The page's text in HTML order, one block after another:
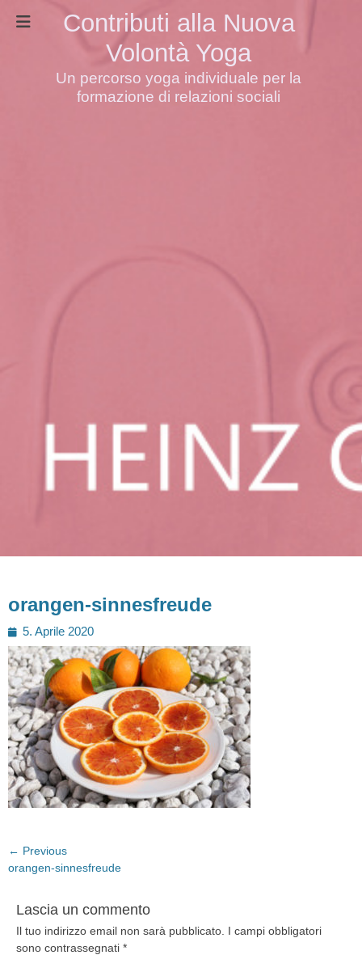
Contributi alla Nuova
Volontà Yoga
Un percorso yoga individuale per la
formazione di relazioni sociali
orangen-sinnesfreude
Posted
on
5. Aprile 2020
Navigazione
articoli
← Previous
Previous
orangen-sinnesfreude
Lascia un commento
Il tuo indirizzo email non sarà pubblicato. I campi obbligatori
sono contrassegnati *